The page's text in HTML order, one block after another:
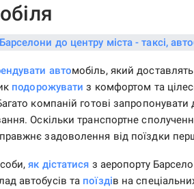
автомобіль, який
подорожувати з комфортом та
компаній готові
Оскільки транспортне
задоволення від поїздки
як дістатися з аеропорту
автобусів та поїздів на